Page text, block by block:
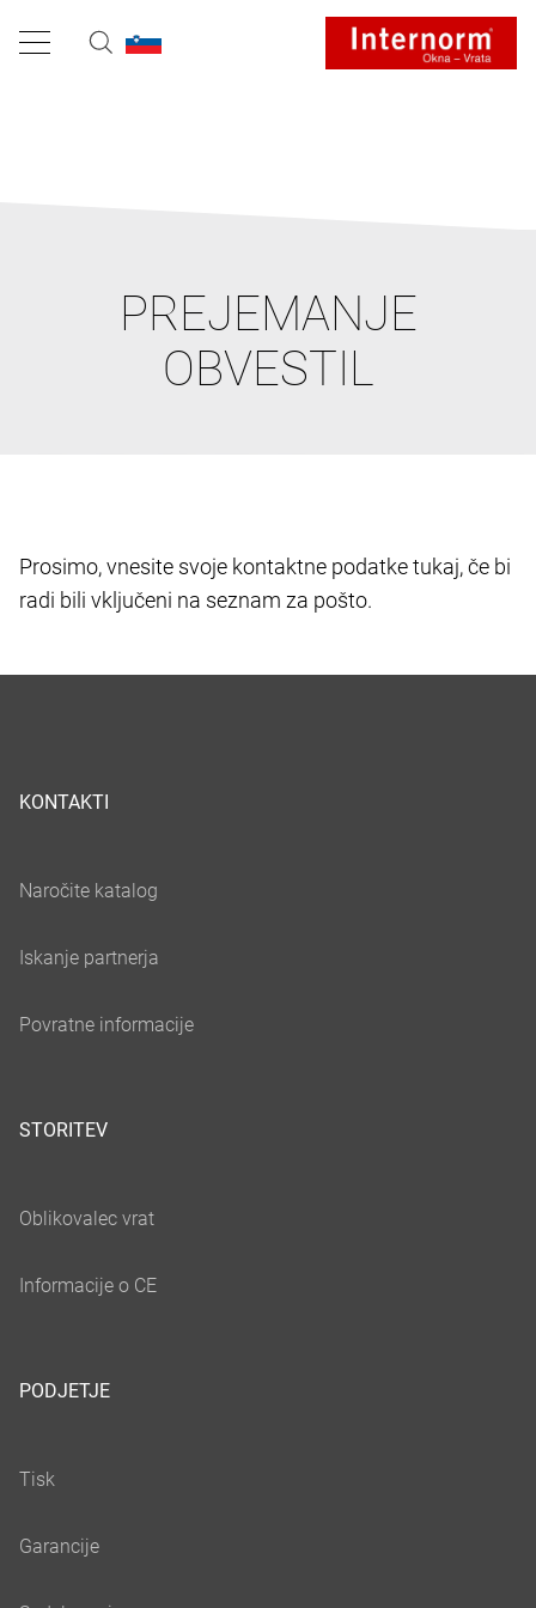
PREJEMANJE
OBVESTIL
Prosimo, vnesite svoje kontaktne podatke tukaj, če bi
radi bili vključeni na seznam za pošto.
KONTAKTI
STORITEV
PODJETJE